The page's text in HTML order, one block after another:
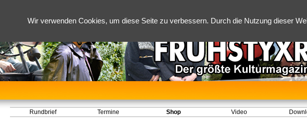
Wir verwenden Cookies, um diese Seite zu verbessern. Durch die Nutzung dieser
Rundbrief Termine Shop Video